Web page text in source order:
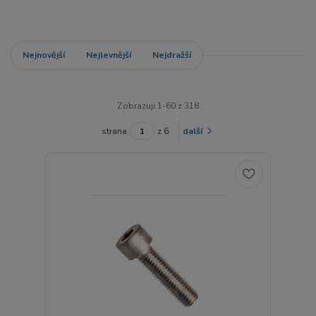
Nejnovější Nejlevnější Nejdražší
Zobrazuji 1-60 z 318
strana z 6 další